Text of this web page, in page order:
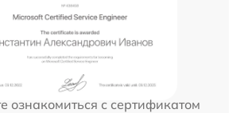
ознакомиться с сертификатом